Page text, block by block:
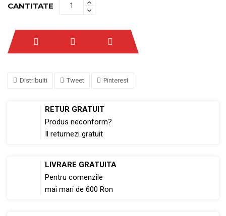
CANTITATE
Distribuiti Tweet Pinterest
RETUR GRATUIT
Produs neconform?
Il returnezi gratuit
LIVRARE GRATUITA
Pentru comenzile
mai mari de 600 Ron